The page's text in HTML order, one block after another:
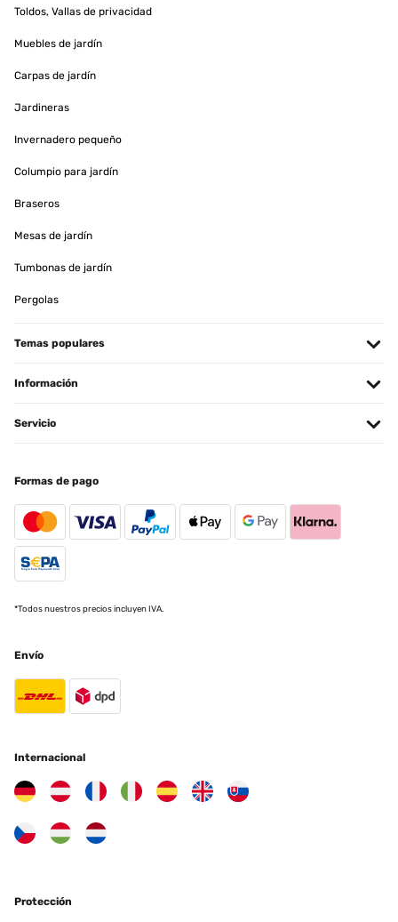
Toldos, Vallas de privacidad
Muebles de jardín
Carpas de jardín
Jardineras
Invernadero pequeño
Columpio para jardín
Braseros
Mesas de jardín
Tumbonas de jardín
Pergolas
Temas populares
Información
Servicio
Formas de pago
*Todos nuestros precios incluyen IVA.
Envío
Internacional
Protección